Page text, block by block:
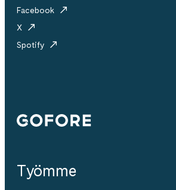
Facebook
X
Spotify
Gofore
Työmme